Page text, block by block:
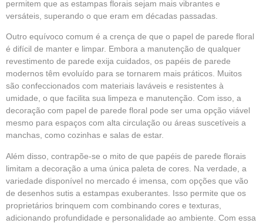
permitem que as estampas florais sejam mais vibrantes e
versáteis, superando o que eram em décadas passadas.
Outro equívoco comum é a crença de que o papel de parede floral
é difícil de manter e limpar. Embora a manutenção de qualquer
revestimento de parede exija cuidados, os papéis de parede
modernos têm evoluído para se tornarem mais práticos. Muitos
são confeccionados com materiais laváveis e resistentes à
umidade, o que facilita sua limpeza e manutenção. Com isso, a
decoração com papel de parede floral pode ser uma opção viável
mesmo para espaços com alta circulação ou áreas suscetíveis a
manchas, como cozinhas e salas de estar.
Além disso, contrapõe-se o mito de que papéis de parede florais
limitam a decoração a uma única paleta de cores. Na verdade, a
variedade disponível no mercado é imensa, com opções que vão
de desenhos sutis a estampas exuberantes. Isso permite que os
proprietários brinquem com combinando cores e texturas,
adicionando profundidade e personalidade ao ambiente. Com essa